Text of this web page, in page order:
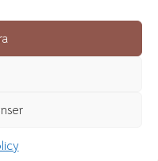
sker via telefon